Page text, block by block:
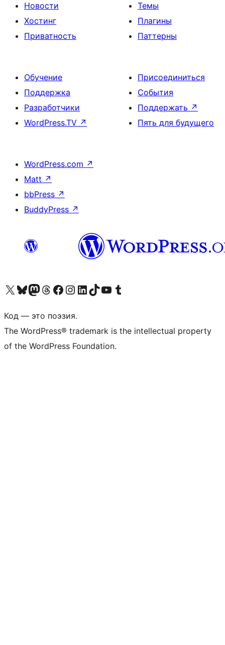
Новости
Хостинг
Приватность
Темы
Плагины
Паттерны
Обучение
Поддержка
Разработчики
WordPress.TV ↗
Присоединиться
События
Поддержать ↗
Пять для будущего
WordPress.com ↗
Matt ↗
bbPress ↗
BuddyPress ↗
Посетите нас в X (ранее Twitter)
Посетите нашу учётную запись в Bluesky
Посетите нашу ленту в Mastodon
Посетите нашу учётную запись в Threads
Посетите нашу страницу на Facebook
Посетите наш Instagram
Посетите нашу страницу в LinkedIn
Посетите нашу учётную запись в TikTok
Посетите наш канал YouTube
Посетите нашу учётную запись в Tumblr
Код — это поэзия.
The WordPress® trademark is the intellectual property
of the WordPress Foundation.